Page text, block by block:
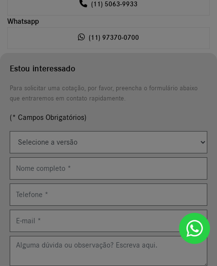
Estou interessado
Para solicitar uma cotação, por favor, preencha o formulário abaixo
que entraremos em contato rapidamente.
(* Campos Obrigatórios)
(11) 5063-9933
Whatsapp
(11) 97370-0700